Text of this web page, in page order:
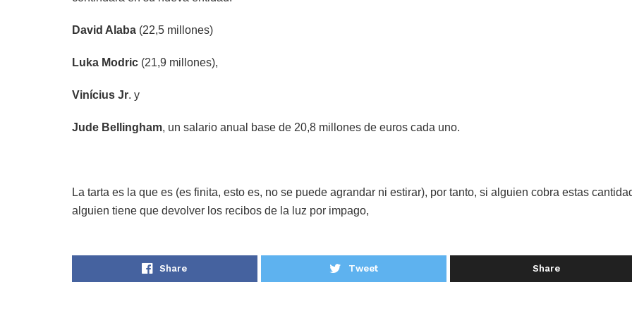
David Alaba (22,5 millones)
Luka Modric (21,9 millones),
Vinícius Jr. y
Jude Bellingham, un salario anual base de 20,8 millones de euros cada uno.
La tarta es la que es (es finita, esto es, no se puede agrandar ni estirar), por tanto, si alguien cobra estas
alguien tiene que devolver los recibos de la luz por impago,
Share Tweet Share